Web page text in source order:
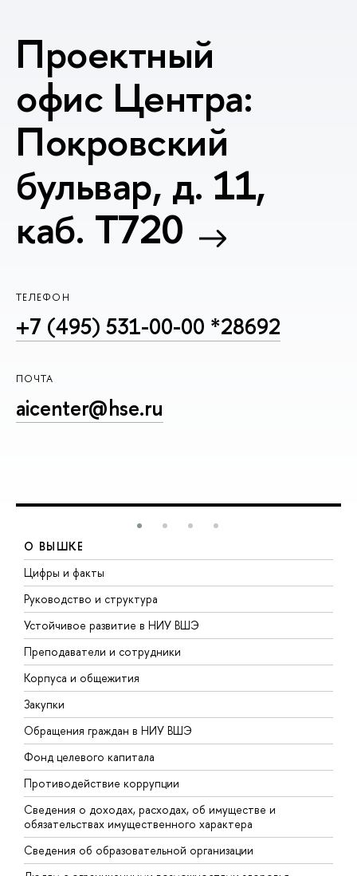
Проектный
офис Центра:
Покровский
бульвар, д. 11,
каб. T720
ТЕЛЕФОН
+7 (495) 531-00-00 *28692
ПОЧТА
aicenter@hse.ru
О ВЫШКЕ
Цифры и факты
Руководство и структура
Устойчивое развитие в НИУ ВШЭ
Преподаватели и сотрудники
Корпуса и общежития
Закупки
Обращения граждан в НИУ ВШЭ
Фонд целевого капитала
Противодействие коррупции
Сведения о доходах, расходах, об имуществе и
обязательствах имущественного характера
Сведения об образовательной организации